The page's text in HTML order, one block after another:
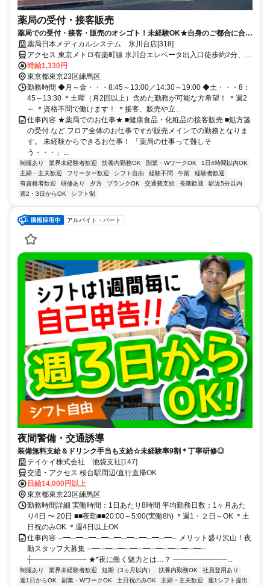
薬局の受付・接客販売
薬局での受付・接客・販売のオシゴト！未経験OK★自身のご都合に合わ
せた働き方が可能です！
薬局日本メディカルシステム 氷川台店[318]
アクセス 東京メトロ有楽町線 氷川台エレベータ出入口徒歩約2分、西
武有楽町線 新桜台1番口徒歩約15分、東京メトロ有楽町線/東京メト
ロ副都心線 平和台（東京都）2番口(エレベータ)徒歩約17分
時給1,330円
東京都東京23区練馬区
勤務時間 ◆月～金・・・8:45～13:00／14:30～19:00 ◆土・・・8：
45～13:30 ＊土曜（月2回以上）含めた勤務が可能な方希望！ ＊週2
～ ＊資格不問で働けます！ ＊接客、販売や立...
仕事内容 ★薬局でのお仕事★ ■健康食品・化粧品の接客販売 ■処方箋
の受付 など フロア全体のお仕事ですが販売メインでの勤務となりま
す。 未経験からできるお仕事！ 「薬局の仕事って難しそ
う・・・」...
制服あり 業界未経験者歓迎 扶養内勤務OK 副業・WワークOK
1日4時間以内OK
主婦・主夫歓迎
フリーター歓迎 シフト自由 経験不問 午前
経験者歓迎
有資格者歓迎
研修あり 夕方 ブランクOK 交通費支給 長期歓迎
駅近5分以内
週2・3日からOK
シフト制
アルバイト・パート
夜間警備・交通誘導
装備無料支給＆ドリンク手当も支給☆未経験率9割＊丁寧研修◎
テイケイ株式会社 池袋支社[147]
交通・アクセス 桜台駅周辺/直行直帰OK
日給14,000円以上
東京都東京23区練馬区
勤務時間詳細 実働時間：1日あたり8時間 平均勤務日数：1ヶ月あた
り4日 〜 20日 ■■夜勤■■20:00～5:00(実働8h) ＊週1・２日～OK ＊土
日祝のみOK ＊週4日以上OK
仕事内容 ─━─━─━─━─━─━─━─━─━─ メリット盛り沢山！夜
勤スタッフ大募集 ─━─━─━─━─━─━─━─━─━─
┼────────── ★*夜に働く魅力とは…？ ──────────...
制服あり 業界未経験者歓迎 短期（3ヵ月以内） 扶養内勤務OK
社員登用あり
週1日からOK
副業・WワークOK 土日祝のみOK 主婦・主夫歓迎
週1シフト提出